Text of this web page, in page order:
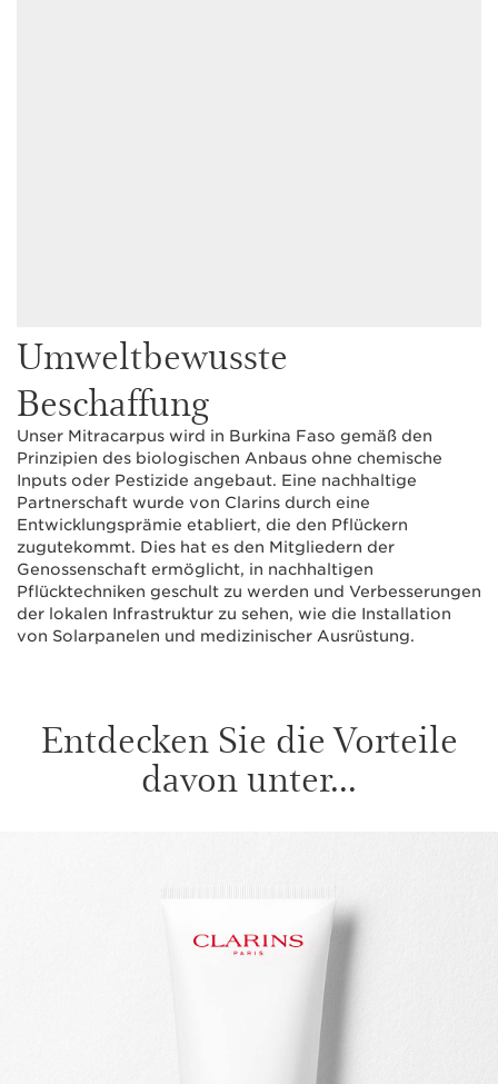
Umweltbewusste
Beschaffung
Unser Mitracarpus wird in Burkina Faso gemäß den
Prinzipien des biologischen Anbaus ohne chemische
Inputs oder Pestizide angebaut. Eine nachhaltige
Partnerschaft wurde von Clarins durch eine
Entwicklungsprämie etabliert, die den Pflückern
zugutekommt. Dies hat es den Mitgliedern der
Genossenschaft ermöglicht, in nachhaltigen
Pflücktechniken geschult zu werden und Verbesserungen
der lokalen Infrastruktur zu sehen, wie die Installation
von Solarpanelen und medizinischer Ausrüstung.
Entdecken Sie die Vorteile
davon unter...